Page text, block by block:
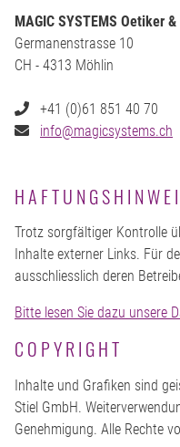
MAGIC SYSTEMS Oetiker &
Germanenstrasse 10
CH - 4313 Möhlin
+41 (0)61 851 40 70
info@magicsystems.ch
Trotz sorgfältiger Kontrolle
Inhalte externer Links. Für
ausschliesslich deren
Bitte lesen Sie dazu unsere
COPYRIGHT
Inhalte und Grafiken sind
Stiel GmbH.
Genehmigung. Alle Rechte